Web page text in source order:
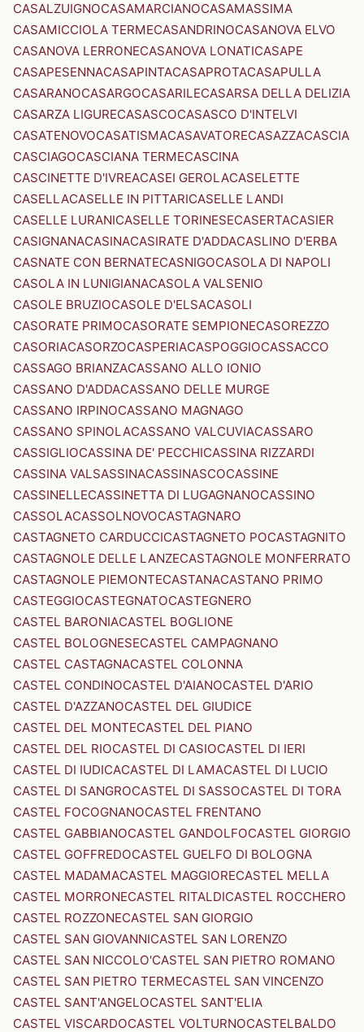
CASALZUIGNOCASAMARCIANOCASAMASSIMA
CASAMICCIOLA TERMECASANDRINOCASANOVA ELVO
CASANOVA LERRONECASANOVA LONATICASAPE
CASAPESENNACASAPINTACASAPROTACASAPULLA
CASARANOCASARGOCASARILECASARSA DELLA DELIZIA
CASARZA LIGURECASASCOCASASCO D'INTELVI
CASATENOVOCASATISMACASAVATORECASAZZACASCIA
CASCIAGOCASCIANA TERMECASCINA
CASCINETTE D'IVREACASEI GEROLACASELETTE
CASELLACASELLE IN PITTARICASELLE LANDI
CASELLE LURANICASELLE TORINESECASERTACASIER
CASIGNANACASINACASIRATE D'ADDACASLINO D'ERBA
CASNATE CON BERNATECASNIGOCASOLA DI NAPOLI
CASOLA IN LUNIGIANACASOLA VALSENIO
CASOLE BRUZIOCASOLE D'ELSACASOLI
CASORATE PRIMOCASORATE SEMPIONECASOREZZO
CASORIACASORZOCASPERIACASPOGGIOCASSACCO
CASSAGO BRIANZACASSANO ALLO IONIO
CASSANO D'ADDACASSANO DELLE MURGE
CASSANO IRPINOCASSANO MAGNAGO
CASSANO SPINOLACASSANO VALCUVIACASSARO
CASSIGLIOCASSINA DE' PECCHICASSINA RIZZARDI
CASSINA VALSASSINACASSINASCOCASSINE
CASSINELLECASSINETTA DI LUGAGNANOCASSINO
CASSOLACASSOLNOVOCASTAGNARO
CASTAGNETO CARDUCCICASTAGNETO POCASTAGNITO
CASTAGNOLE DELLE LANZECASTAGNOLE MONFERRATO
CASTAGNOLE PIEMONTECASTANACASTANO PRIMO
CASTEGGIOCASTEGNATOCASTEGNERO
CASTEL BARONIACASTEL BOGLIONE
CASTEL BOLOGNESECASTEL CAMPAGNANO
CASTEL CASTAGNACASTEL COLONNA
CASTEL CONDINOCASTEL D'AIANOCASTEL D'ARIO
CASTEL D'AZZANOCASTEL DEL GIUDICE
CASTEL DEL MONTECASTEL DEL PIANO
CASTEL DEL RIOCASTEL DI CASIOCASTEL DI IERI
CASTEL DI IUDICACASTEL DI LAMACASTEL DI LUCIO
CASTEL DI SANGROCASTEL DI SASSOCASTEL DI TORA
CASTEL FOCOGNANOCASTEL FRENTANO
CASTEL GABBIANOCASTEL GANDOLFOCASTEL GIORGIO
CASTEL GOFFREDOCASTEL GUELFO DI BOLOGNA
CASTEL MADAMACASTEL MAGGIORECASTEL MELLA
CASTEL MORRONECASTEL RITALDICASTEL ROCCHERO
CASTEL ROZZONECASTEL SAN GIORGIO
CASTEL SAN GIOVANNICASTEL SAN LORENZO
CASTEL SAN NICCOLO'CASTEL SAN PIETRO ROMANO
CASTEL SAN PIETRO TERMECASTEL SAN VINCENZO
CASTEL SANT'ANGELOCASTEL SANT'ELIA
CASTEL VISCARDOCASTEL VOLTURNOCASTELBALDO